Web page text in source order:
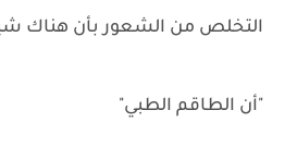
التخلص من الشعور بأن هناك
"أن الطاقم الطبي"